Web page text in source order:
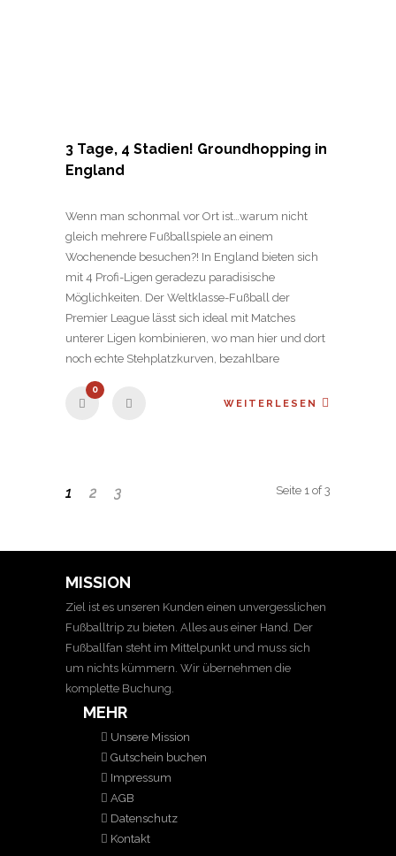
3 Tage, 4 Stadien! Groundhopping in
England
Wenn man schonmal vor Ort ist…warum nicht
gleich mehrere Fußballspiele an einem
Wochenende besuchen?! In England bieten sich
mit 4 Profi-Ligen geradezu paradisische
Möglichkeiten. Der Weltklasse-Fußball der
Premier League lässt sich ideal mit Matches
unterer Ligen kombinieren, wo man hier und dort
noch echte Stehplatzkurven, bezahlbare
0
WEITERLESEN
1 2 3 Seite 1 of 3
MISSION
Ziel ist es unseren Kunden einen unvergesslichen
Fußballtrip zu bieten. Alles aus einer Hand. Der
Fußballfan steht im Mittelpunkt und muss sich
um nichts kümmern. Wir übernehmen die
komplette Buchung.
MEHR
Unsere Mission
Gutschein buchen
Impressum
AGB
Datenschutz
Kontakt